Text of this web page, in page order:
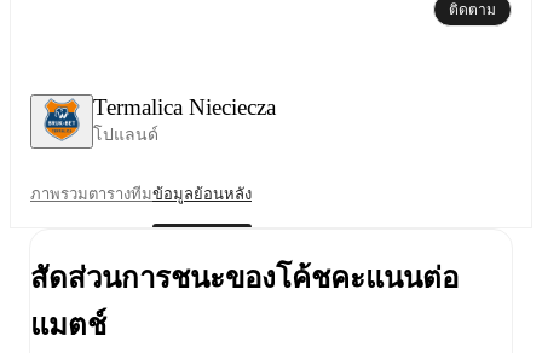
Termalica Nieciecza
โปแลนด์
ติดตาม
ภาพรวมตารางทีมข้อมูลย้อนหลัง
สัดส่วนการชนะของโค้ชคะแนนต่อ
แมตช์